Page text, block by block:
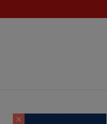
Sabu di Pangkalan Bun,